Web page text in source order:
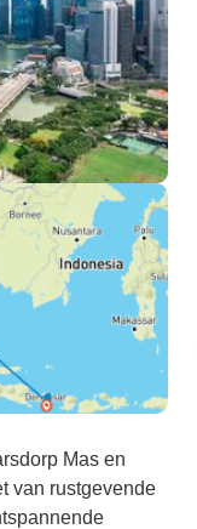
Mas en
van rustgevende